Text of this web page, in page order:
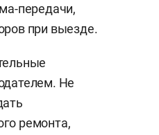
передачи,
при выезде.
Не
ремонта,